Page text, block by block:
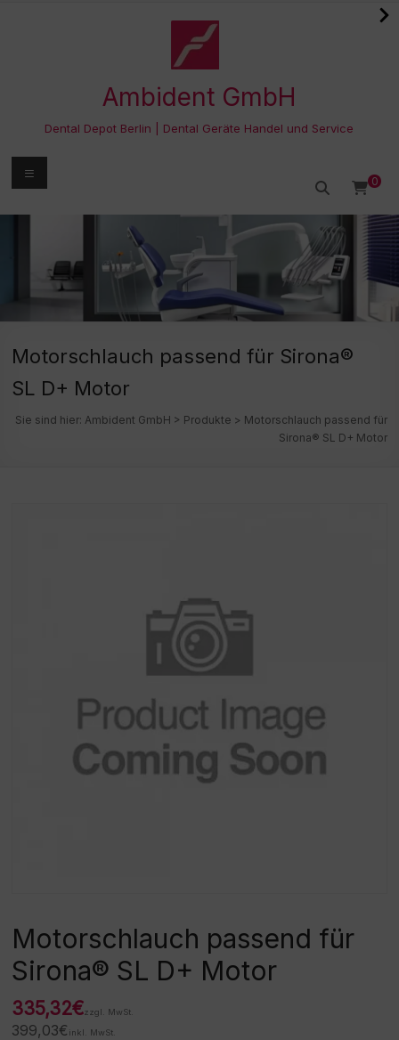
Ambident GmbH
Dental Depot Berlin | Dental Geräte Handel und Service
0
Menü
Motorschlauch passend für Sirona®
SL D+ Motor
Sie sind hier: Ambident GmbH > Produkte > Motorschlauch passend für
Sirona® SL D+ Motor
Motorschlauch passend für
Sirona® SL D+ Motor
335,32€zzgl. MwSt.
399,03€ inkl. MwSt.